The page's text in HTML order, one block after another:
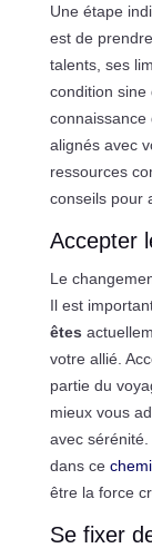
Une étape
est de
talents, ses
condition sine
connaissance
alignés avec
ressources
conseils pour
Accepter
Le
Il est
êtes
votre allié.
partie du
mieux vous
avec
dans ce
être la force
Se fixer